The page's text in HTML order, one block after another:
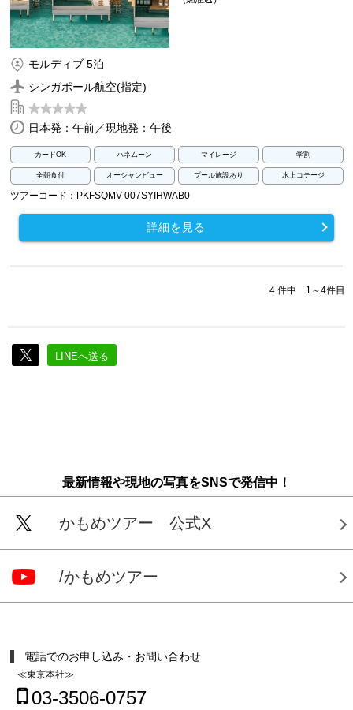
モルディブ 5泊
シンガポール航空(指定)
日本発：午前／現地発：午後
カードOK ハネムーン マイレージ 学割
全朝食付 オーシャンビュー プール施設あり 水上コテージ
ツアーコード：PKFSQMV-007SYIHWAB0
詳細を見る
4 件中 1～4件目
LINEへ送る
最新情報や現地の写真をSNSで発信中！
かもめツアー 公式X
/かもめツアー
電話でのお申し込み・お問い合わせ
≪東京本社≫
03-3506-0757